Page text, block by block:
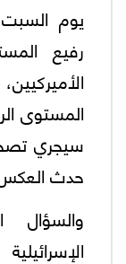
يوم
رفيع
المستوى
سيجري
حدث
والسؤال